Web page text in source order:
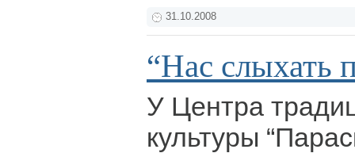
31.10.2008
“Нас слыхать
У Центра
культуры